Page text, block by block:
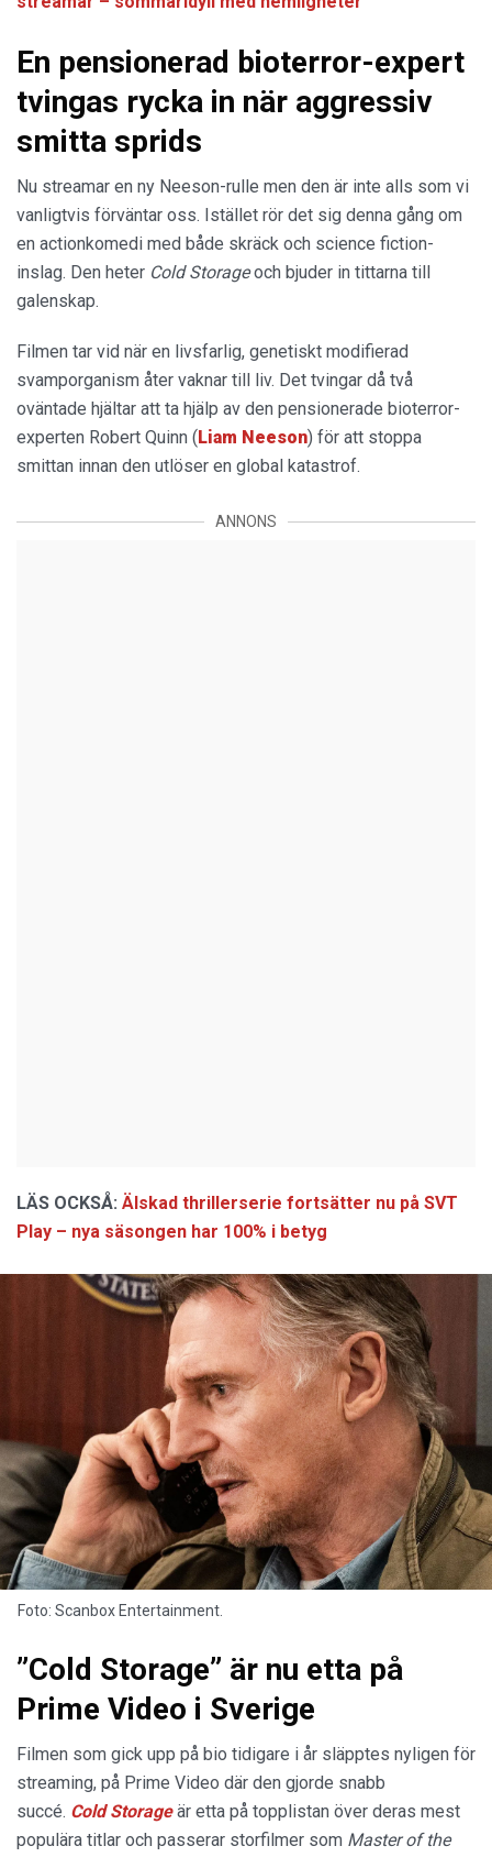
En pensionerad bioterror-expert
tvingas rycka in när aggressiv
smitta sprids
Nu streamar en ny Neeson-rulle men den är inte alls som vi
vanligtvis förväntar oss. Istället rör det sig denna gång om
en actionkomedi med både skräck och science fiction-
inslag. Den heter Cold Storageoch bjuder in tittarna till
galenskap.
Filmen tar vid när en livsfarlig, genetiskt modifierad
svamporganism åter vaknar till liv. Det tvingar då två
oväntade hjältar att ta hjälp av den pensionerade bioterror-
experten Robert Quinn ( Liam Neeson) för att stoppa
smittan innan den utlöser en global katastrof.
ANNONS
LÄS OCKSÅ: Älskad thrillerserie fortsätter nu på SVT
Play – nya säsongen har 100% i betyg
Foto: Scanbox Entertainment.
”Cold Storage” är nu etta på
Prime Video i Sverige
Filmen som gick upp på bio tidigare i år släpptes nyligen för
streaming, på Prime Video där den gjorde snabb
succé. Cold Storage är etta på topplistan över deras mest
populära titlar och passerar storfilmer som Master of the